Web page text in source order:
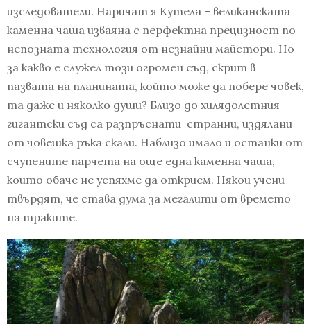
изследователи. Наричат я Кутела – великанската
каменна чаша изваяна с перфектна прецизност по
непозната технология от незнайни майстори. Но
за какво е служел този огромен съд, скрит в
пазвата на планината, който може да побере човек,
та даже и няколко души? Близо до хилядолетния
гигантски съд са разпръснати странни, издялани
от човешка ръка скали. Наблизо имало и останки от
счупените парчета на още една каменна чаша,
които обаче не успяхме да открием. Някои учени
твърдят, че става дума за мегалити от времето
на траките.